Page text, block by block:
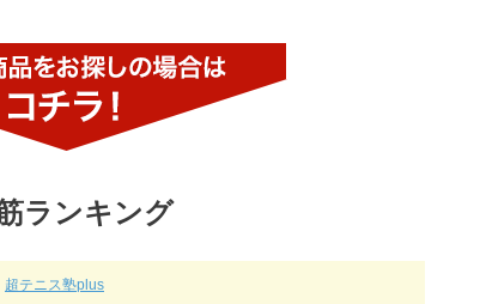
ランキング
超テニス塾plus